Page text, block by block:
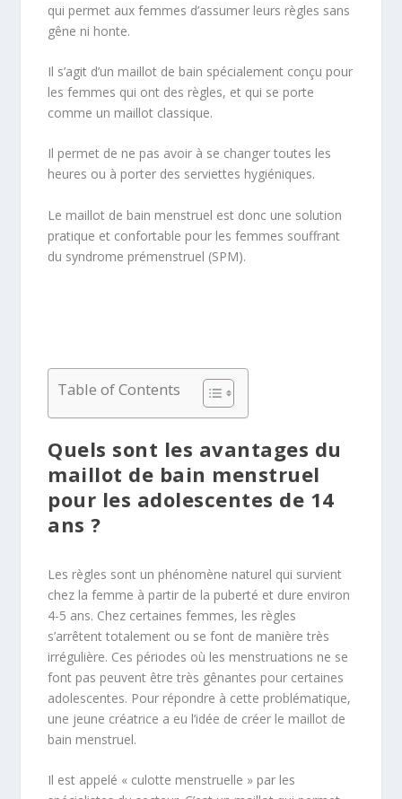
qui permet aux femmes d’assumer leurs règles sans
gêne ni honte.
Il s’agit d’un maillot de bain spécialement conçu pour
les femmes qui ont des règles, et qui se porte
comme un maillot classique.
Il permet de ne pas avoir à se changer toutes les
heures ou à porter des serviettes hygiéniques.
Le maillot de bain menstruel est donc une solution
pratique et confortable pour les femmes souffrant
du syndrome prémenstruel (SPM).
Table of Contents
Quels sont les avantages du
maillot de bain menstruel
pour les adolescentes de 14
ans ?
Les règles sont un phénomène naturel qui survient
chez la femme à partir de la puberté et dure environ
4-5 ans. Chez certaines femmes, les règles
s’arrêtent totalement ou se font de manière très
irrégulière. Ces périodes où les menstruations ne se
font pas peuvent être très gênantes pour certaines
adolescentes. Pour répondre à cette problématique,
une jeune créatrice a eu l’idée de créer le maillot de
bain menstruel.
Il est appelé « culotte menstruelle » par les